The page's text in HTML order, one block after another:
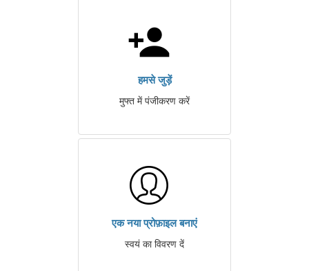
हमसे जुड़ें
मुफ्त में पंजीकरण करें
एक नया प्रोफ़ाइल बनाएं
स्वयं का विवरण दें